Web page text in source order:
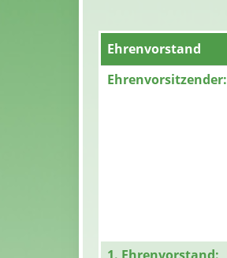
Ehrenvorstand
Ehrenvorsitzender: